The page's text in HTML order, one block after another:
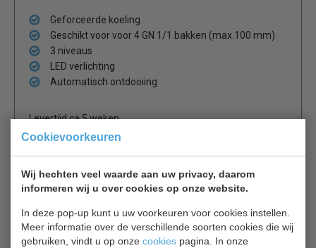
Cookievoorkeuren
Wij hechten veel waarde aan uw privacy, daarom
informeren wij u over cookies op onze website.
In deze pop-up kunt u uw voorkeuren voor cookies instellen.
Meer informatie over de verschillende soorten cookies die wij
gebruiken, vindt u op onze cookies pagina. In onze
Geforceerde koeling
Geschikt voor voor 4 GN 1/1 bakken (max.100 mm)
3 niveaus
LED verlichting
Automatisch ontdooiing
Levertijd ca.5 weken
Drop-In
€ 5446,00 € 5119,00